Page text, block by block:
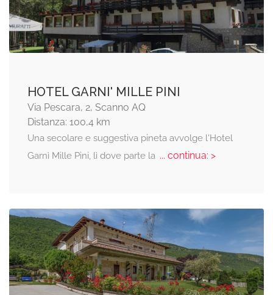
HOTEL GARNI' MILLE PINI
Via Pescara, 2, Scanno AQ
Distanza: 100,4 km
Una secolare e suggestiva pineta avvolge l'Hotel
Garnì Mille Pini, lì dove parte la... continua: >